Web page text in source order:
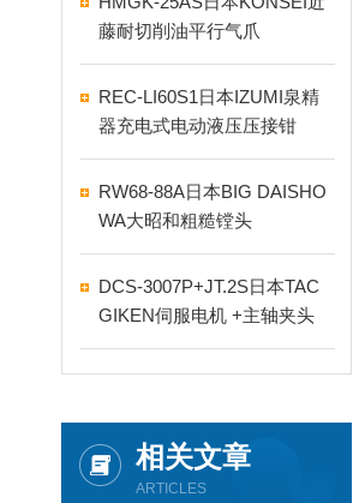
藤耐切削油平行气爪
REC-LI60S1日本IZUMI泉精
器充电式电动液压压接钳
RW68-88A日本BIG DAISHO
WA大昭和粗糙镗头
DCS-3007P+JT.2S日本TAC
GIKEN伺服电机 +主轴夹头
相关文章
ARTICLES